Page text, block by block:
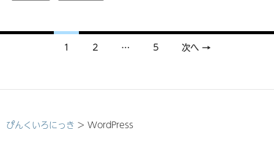
ナ
ゲ
1 2 … 5 次へ →
ぴんくいろにっき > WordPress